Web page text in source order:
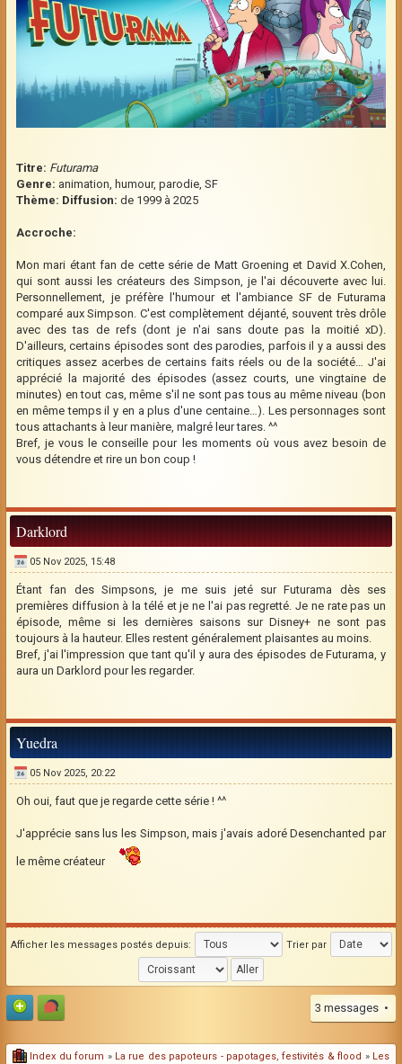
Titre: Futurama
Genre: animation, humour, parodie, SF
Thème: Diffusion: de 1999 à 2025
Accroche:
Mon mari étant fan de cette série de Matt Groening et David X.Cohen,
qui sont aussi les créateurs des Simpson, je l'ai découverte avec lui.
Personnellement, je préfère l'humour et l'ambiance SF de Futurama
comparé aux Simpson. C'est complètement déjanté, souvent très drôle
avec des tas de refs (dont je n'ai sans doute pas la moitié xD).
D'ailleurs, certains épisodes sont des parodies, parfois il y a aussi des
critiques assez acerbes de certains faits réels ou de la société… J'ai
apprécié la majorité des épisodes (assez courts, une vingtaine de
minutes) en tout cas, même s'il ne sont pas tous au même niveau (bon
en même temps il y en a plus d'une centaine…). Les personnages sont
tous attachants à leur manière, malgré leur tares. ^^
Bref, je vous le conseille pour les moments où vous avez besoin de
vous détendre et rire un bon coup !
Darklord
05 Nov 2025, 15:48
Étant fan des Simpsons, je me suis jeté sur Futurama dès ses
premières diffusion à la télé et je ne l'ai pas regretté. Je ne rate pas un
épisode, même si les dernières saisons sur Disney+ ne sont pas
toujours à la hauteur. Elles restent généralement plaisantes au moins.
Bref, j'ai l'impression que tant qu'il y aura des épisodes de Futurama, y
aura un Darklord pour les regarder.
Yuedra
05 Nov 2025, 20:22
Oh oui, faut que je regarde cette série ! ^^
J'apprécie sans lus les Simpson, mais j'avais adoré Desenchanted par
le même créateur
Afficher les messages postés depuis: Trier par
3 messages •
Index du forum » La rue des papoteurs - papotages, festivités & flood » Les